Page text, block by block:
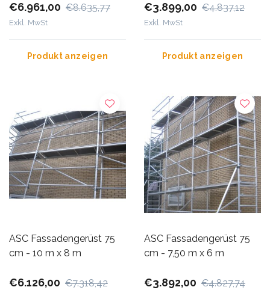
€6.961,00 €8.635,77
Exkl. MwSt
Produkt anzeigen
€3.899,00 €4.837,12
Exkl. MwSt
Produkt anzeigen
ASC Fassadengerüst 75
cm - 10 m x 8 m
€6.126,00 €7.318,42
ASC Fassadengerüst 75
cm - 7,50 m x 6 m
€3.892,00 €4.827,74